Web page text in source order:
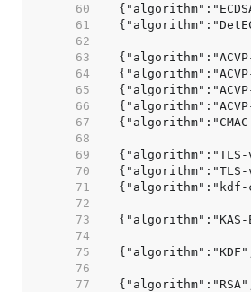
    60
    61
    62
    63
    64
    65
    66
    67
    68
    69
    70
    71
    72
    73
    74
    75
    76
    77